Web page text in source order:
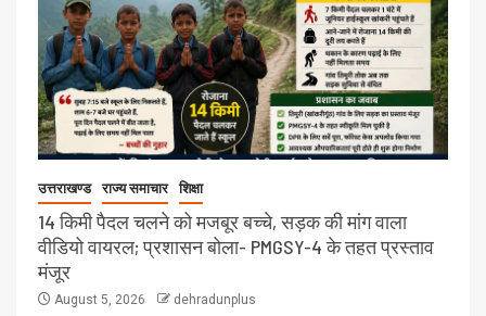
उत्तराखण्ड राज्य समाचार शिक्षा
14 किमी पैदल चलने को मजबूर बच्चे, सड़क की मांग वाला
वीडियो वायरल; प्रशासन बोला- PMGSY-4 के तहत प्रस्ताव
मंजूर
August 5, 2026 dehradunplus